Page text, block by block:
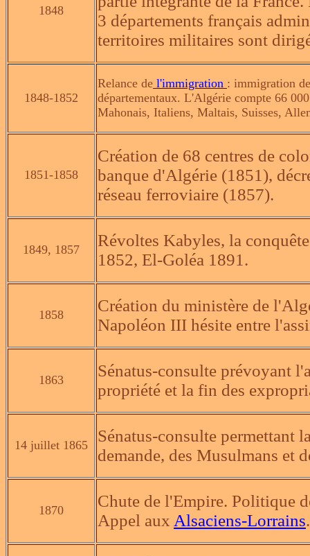
1848
3 départements français
territoires militaires sont
1848-1852
Relance de l'immigration : immigration
départementaux. L'Algérie compte 66
Mahonais, Italiens, Maltais, Suisses,
1851-1858
Création de 68 centres de
banque d'Algérie (1851),
réseau ferroviaire (1857).
1849, 1857
Révoltes Kabyles, la
1852, El-Goléa 1891.
1858
Création du ministère de
Napoléon III hésite entre
1863
Sénatus-consulte prévoyant
propriété et la fin des
14 juillet 1865
Sénatus-consulte permettant
demande, des Musulmans et
1870
Chute de l'Empire. Politique
Appel aux Alsaciens-Lorrains.